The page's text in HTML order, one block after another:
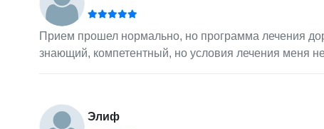
Прием прошел нормально, но программа лечения
знающий, компетентный, но условия лечения меня
Элиф